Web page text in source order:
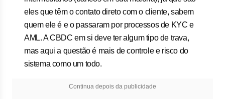
eles que têm o contato direto com o cliente, sabem
quem ele é e o passaram por processos de KYC e
AML. A CBDC em si deve ter algum tipo de trava,
mas aqui a questão é mais de controle e risco do
sistema como um todo.
Continua depois da publicidade